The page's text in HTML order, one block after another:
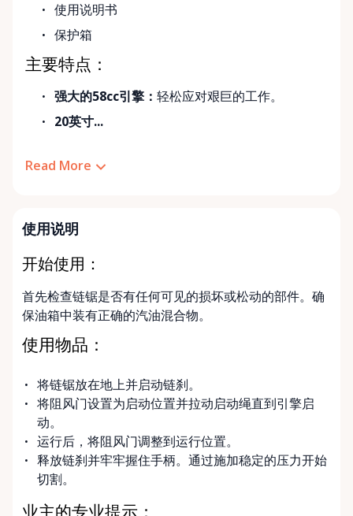
使用说明书
保护箱
主要特点：
强大的58cc引擎：轻松应对艰巨的工作。
20英寸...
Read More
使用说明
开始使用：
首先检查链锯是否有任何可见的损坏或松动的部件。确
保油箱中装有正确的汽油混合物。
使用物品：
将链锯放在地上并启动链刹。
将阻风门设置为启动位置并拉动启动绳直到引擎启
动。
运行后，将阻风门调整到运行位置。
释放链刹并牢牢握住手柄。通过施加稳定的压力开始
切割。